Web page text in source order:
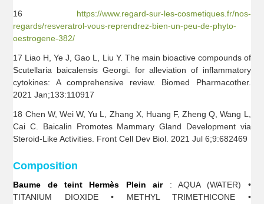
16 https://www.regard-sur-les-cosmetiques.fr/nos-
regards/resveratrol-vous-reprendrez-bien-un-peu-de-phyto-
oestrogene-382/
17 Liao H, Ye J, Gao L, Liu Y. The main bioactive compounds of
Scutellaria baicalensis Georgi. for alleviation of inflammatory
cytokines: A comprehensive review. Biomed Pharmacother.
2021 Jan;133:110917
18 Chen W, Wei W, Yu L, Zhang X, Huang F, Zheng Q, Wang L,
Cai C. Baicalin Promotes Mammary Gland Development via
Steroid-Like Activities. Front Cell Dev Biol. 2021 Jul 6;9:682469
Composition
Baume de teint Hermès Plein air: AQUA (WATER) •
TITANIUM DIOXIDE • METHYL TRIMETHICONE •